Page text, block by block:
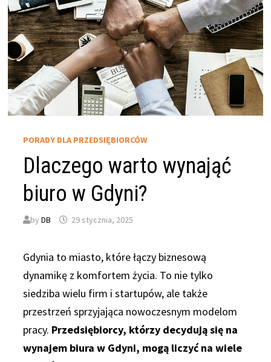
PORADY DLA PRZEDSIĘBIORCÓW
Dlaczego warto wynająć
biuro w Gdyni?
byDB 29 stycznia, 2025
Gdynia to miasto, które łączy biznesową
dynamikę z komfortem życia. To nie tylko
siedziba wielu firm i startupów, ale także
przestrzeń sprzyjająca nowoczesnym modelom
pracy. Przedsiębiorcy, którzy decydują się na
wynajem biura w Gdyni, mogą liczyć na wiele